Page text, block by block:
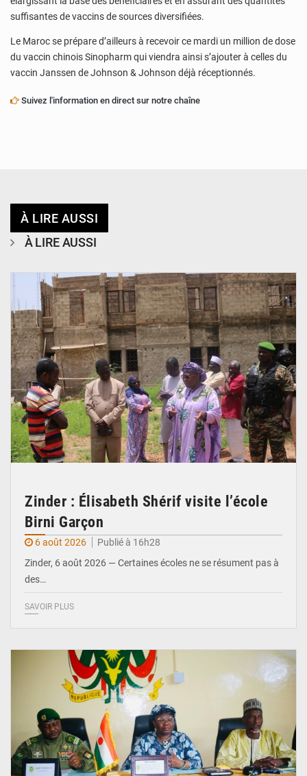
suffisantes de vaccins de sources diversifiées.
Le Maroc se prépare d’ailleurs à recevoir ce mardi un million de dose
du vaccin chinois Sinopharm qui viendra ainsi s’ajouter à celles du
vaccin Janssen de Johnson & Johnson déjà réceptionnés.
Suivez l'information en direct sur notre chaîne
À LIRE AUSSI
À LIRE AUSSI
Zinder : Élisabeth Shérif visite l’école
Birni Garçon
6 août 2026
Publié à 16h28
Zinder, 6 août 2026 — Certaines écoles ne se résument pas à
des…
SAVOIR PLUS